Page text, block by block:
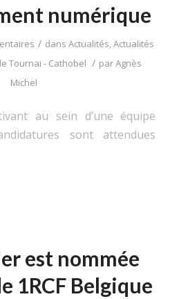
numérique
/ dansActualités ,Actualités
Tournai - Cathobel / parAgnès
Michel
au sein d’une équipe
sont attendues
est nommée
1RCF Belgique